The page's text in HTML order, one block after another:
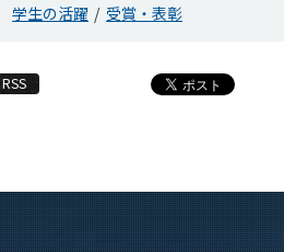
学生の活躍 受賞・表彰
RSS